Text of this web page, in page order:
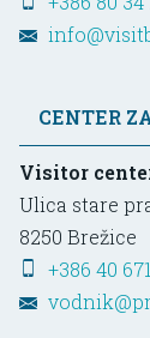
CENTER
Visitor
Ulica stare
8250 Brežice
+386 40